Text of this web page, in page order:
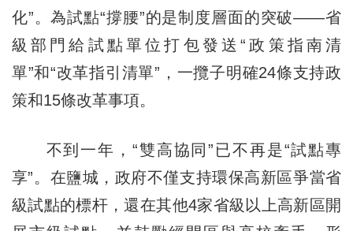
化”。為試點“撐腰”的是制度層面的突破——省
級部門給試點單位打包發送“政策指南清
單”和“改革指引清單”，一攬子明確24條支持政
策和15條改革事項。
不到一年，“雙高協同”已不再是“試點專
享”。在鹽城，政府不僅支持環保高新區爭當省
級試點的標杆，還在其他4家省級以上高新區開